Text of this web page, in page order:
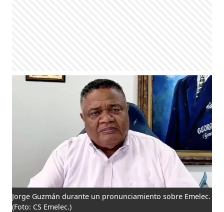
Jorge Guzmán durante un pronunciamiento sobre Emelec.
(Foto: CS Emelec.)